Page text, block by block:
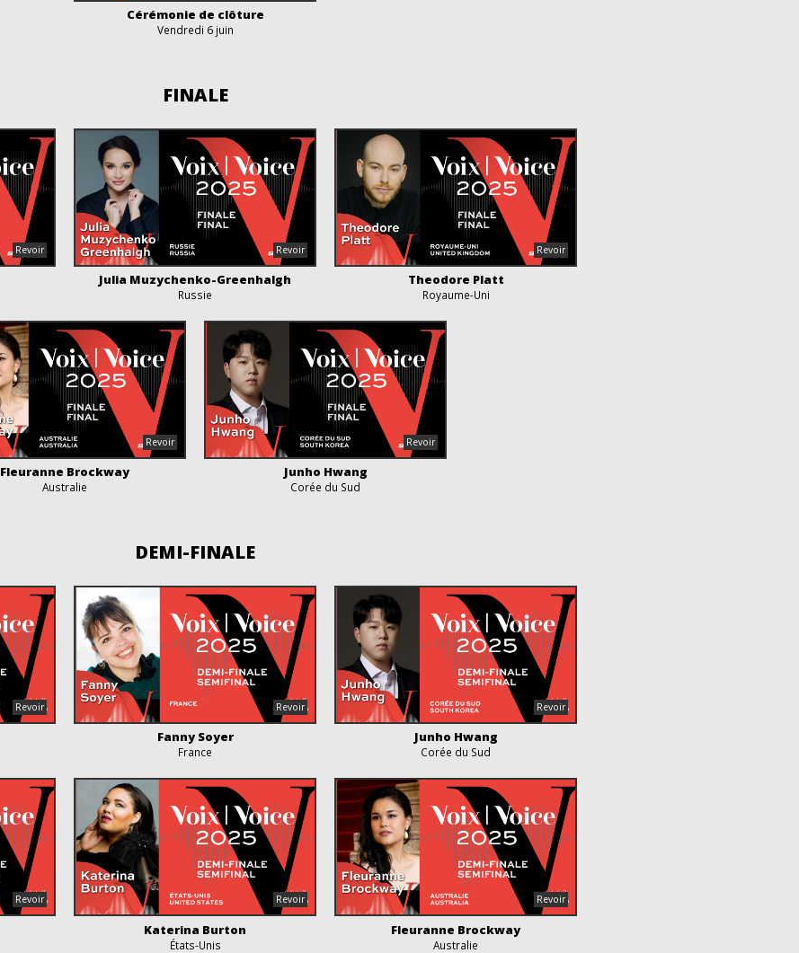
Cérémonie de clôture
Vendredi 6 juin
FINALE
Julia Muzychenko-Greenhalgh
Russie
Theodore Platt
Royaume-Uni
Fleuranne Brockway
Australie
Junho Hwang
Corée du Sud
DEMI-FINALE
Fanny Soyer
France
Junho Hwang
Corée du Sud
Katerina Burton
États-Unis
Fleuranne Brockway
Australie